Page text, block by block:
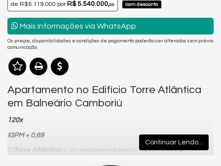
de R$ 6.119.000 porR$ 5.540.000,00 com desconto
Mais Informações via WhatsApp
Os preços, disponibilidades e condições de pagamento poderão ser alterados sem prévia
comunicação.
Apartamento no Edifício Torre Atlântica
em Balneário Camboriú
120x
IGPM + 0,69
O Torre Atlântica é um empreendimento de alto padrão
Continuar Lendo...